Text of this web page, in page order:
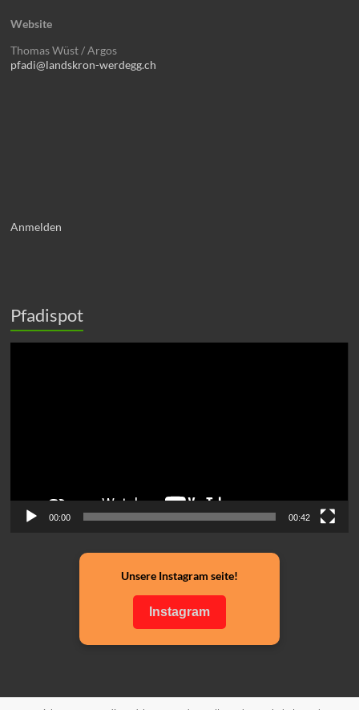
Website
Thomas Wüst / Argos
pfadi@landskron-werdegg.ch
Anmelden
Pfadispot
00:00 00:42
Unsere Instagram seite!
Instagram